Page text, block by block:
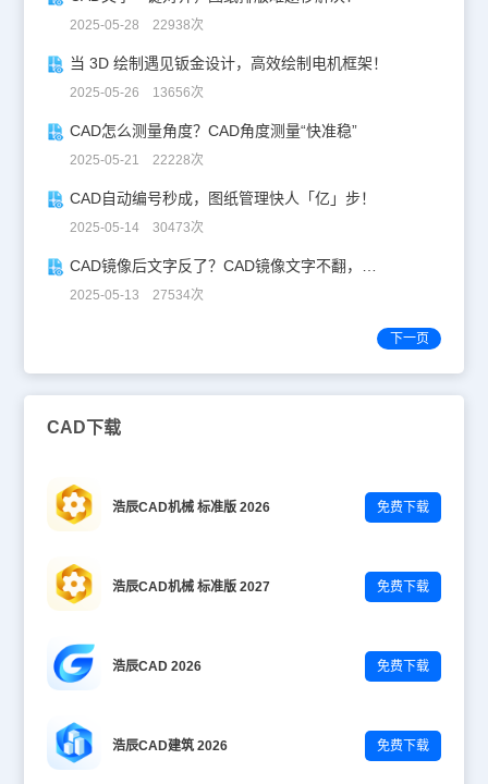
2025-05-28 22938次
当 3D 绘制遇见钣金设计，高效绘制电机框架！
2025-05-26 13656次
CAD怎么测量角度？CAD角度测量“快准稳”
2025-05-21 22228次
CAD自动编号秒成，图纸管理快人「亿」步！
2025-05-14 30473次
CAD镜像后文字反了？CAD镜像文字不翻，一键搞定！
2025-05-13 27534次
下一页
CAD下载
浩辰CAD机械 标准版 2026 免费下载
浩辰CAD机械 标准版 2027 免费下载
浩辰CAD 2026 免费下载
浩辰CAD建筑 2026 免费下载